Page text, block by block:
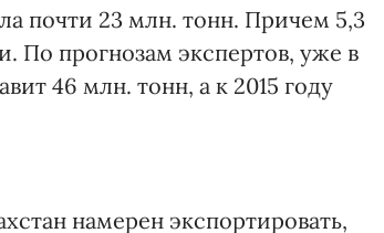
почти 23 млн. тонн. Причем 5,3
По прогнозам экспертов, уже в
46 млн. тонн, а к 2015 году
намерен экспортировать,